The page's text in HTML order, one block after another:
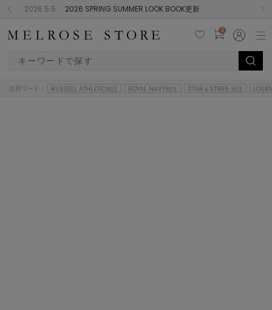
2026.5.5 2026 SPRING SUMMER LOOK BOOK更新
0
注目ワード： RUSSELL ATHLETIC別注 ROYAL NAVY別注 STAR＆STRIPE 別注